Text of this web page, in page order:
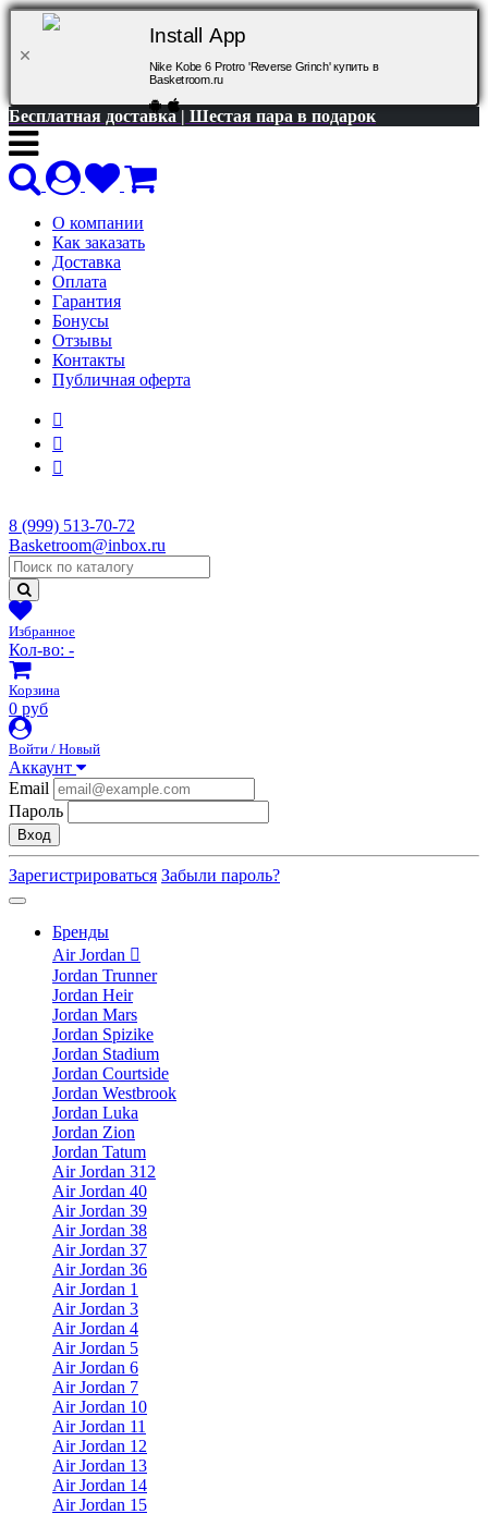
Install App
Nike Kobe 6 Protro 'Reverse Grinch' купить в
Basketroom.ru
Бесплатная доставка | Шестая пара в подарок
О компании
Как заказать
Доставка
Оплата
Гарантия
Бонусы
Отзывы
Контакты
Публичная оферта
8 (999) 513-70-72
Basketroom@inbox.ru
Избранное
Кол-во: -
Корзина
0 руб
Войти / Новый
Аккаунт
Email
Пароль
Вход
Зарегистрироваться Забыли пароль?
Бренды
Air Jordan
Jordan Trunner
Jordan Heir
Jordan Mars
Jordan Spizike
Jordan Stadium
Jordan Courtside
Jordan Westbrook
Jordan Luka
Jordan Zion
Jordan Tatum
Air Jordan 312
Air Jordan 40
Air Jordan 39
Air Jordan 38
Air Jordan 37
Air Jordan 36
Air Jordan 1
Air Jordan 3
Air Jordan 4
Air Jordan 5
Air Jordan 6
Air Jordan 7
Air Jordan 10
Air Jordan 11
Air Jordan 12
Air Jordan 13
Air Jordan 14
Air Jordan 15